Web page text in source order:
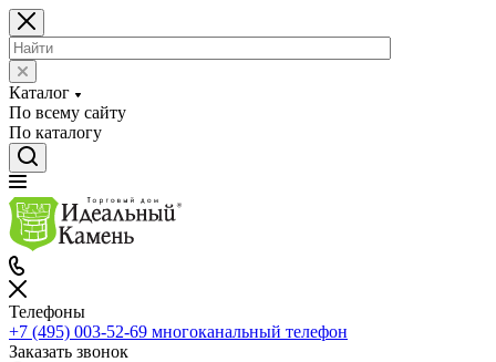
Каталог
По всему сайту
По каталогу
Телефоны
+7 (495) 003-52-69 многоканальный телефон
Заказать звонок